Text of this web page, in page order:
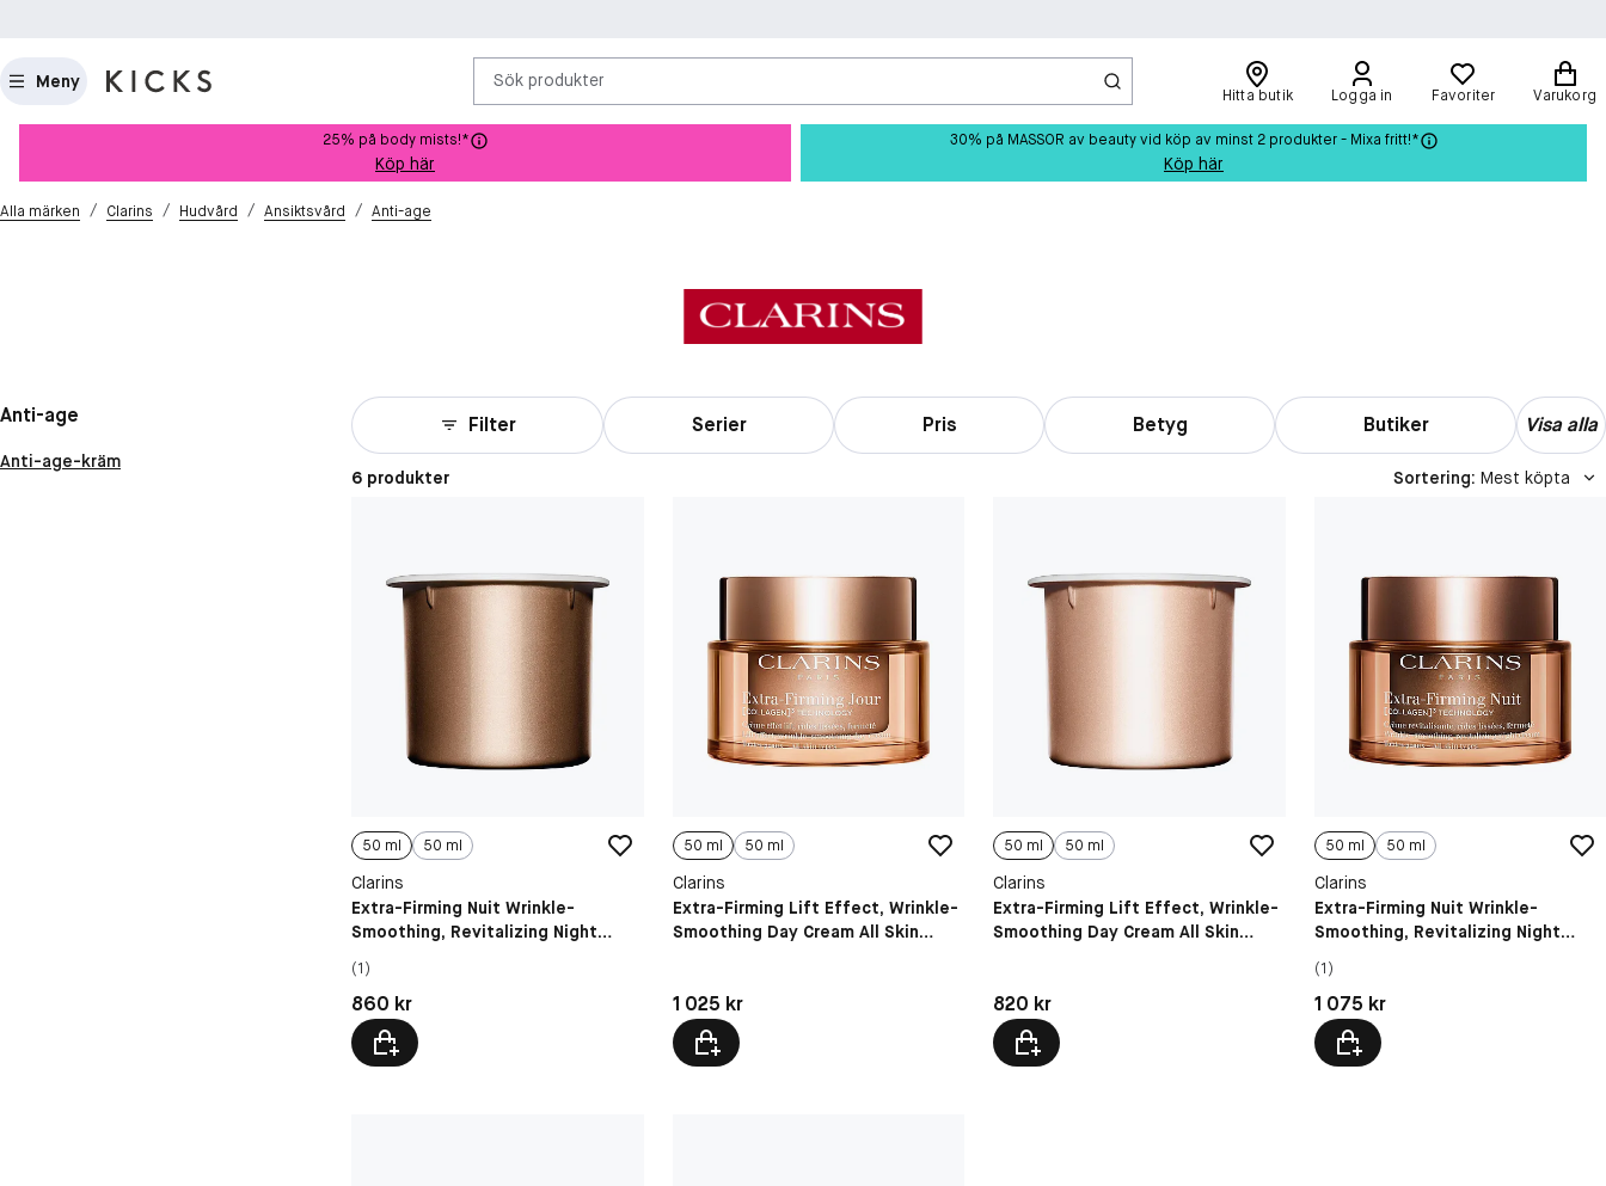
Meny Sök produkter
Hitta butik Logga in Favoriter Varukorg
25% på body mists!*
Köp här
30% på MASSOR av beauty vid köp av minst 2 produkter - Mixa fritt!*
Köp här
Alla märken / Clarins / Hudvård / Ansiktsvård / Anti-age
Anti-age
Anti-age-kräm
Filter Serier Pris Betyg Butiker Visa alla
6 produkter Sortering: Mest köpta
50 ml 50 ml
Clarins
Extra-Firming Nuit Wrinkle-
Smoothing, Revitalizing Night
(1)
Pris: 860 kr
860 kr
50 ml 50 ml
Clarins
Extra-Firming Lift Effect, Wrinkle-
Smoothing Day Cream All Skin
Pris: 1 025 kr
1 025 kr
50 ml 50 ml
Clarins
Extra-Firming Lift Effect, Wrinkle-
Smoothing Day Cream All Skin
Pris: 820 kr
820 kr
50 ml 50 ml
Clarins
Extra-Firming Nuit Wrinkle-
Smoothing, Revitalizing Night
(1)
Pris: 1 075 kr
1 075 kr